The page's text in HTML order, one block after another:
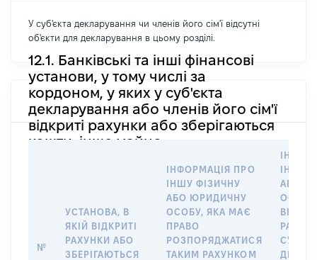
У суб'єкта декларування чи членів його сім'ї відсутні
об'єкти для декларування в цьому розділі.
12.1. Банківські та інші фінансові
установи, у тому числі за
кордоном, у яких у суб'єкта
декларування або членів його сім'ї
відкриті рахунки або зберігаються
кошти, інше майно
№
УСТАНОВА, В
ЯКІЙ ВІДКРИТІ
РАХУНКИ АБО
ЗБЕРІГАЮТЬСЯ
ІНФОРМАЦІЯ ПРО
ІНШУ ФІЗИЧНУ
АБО ЮРИДИЧНУ
ОСОБУ, ЯКА МАЄ
ПРАВО
РОЗПОРЯДЖАТИСЯ
ТАКИМ РАХУНКОМ
ІНШУ
АБО